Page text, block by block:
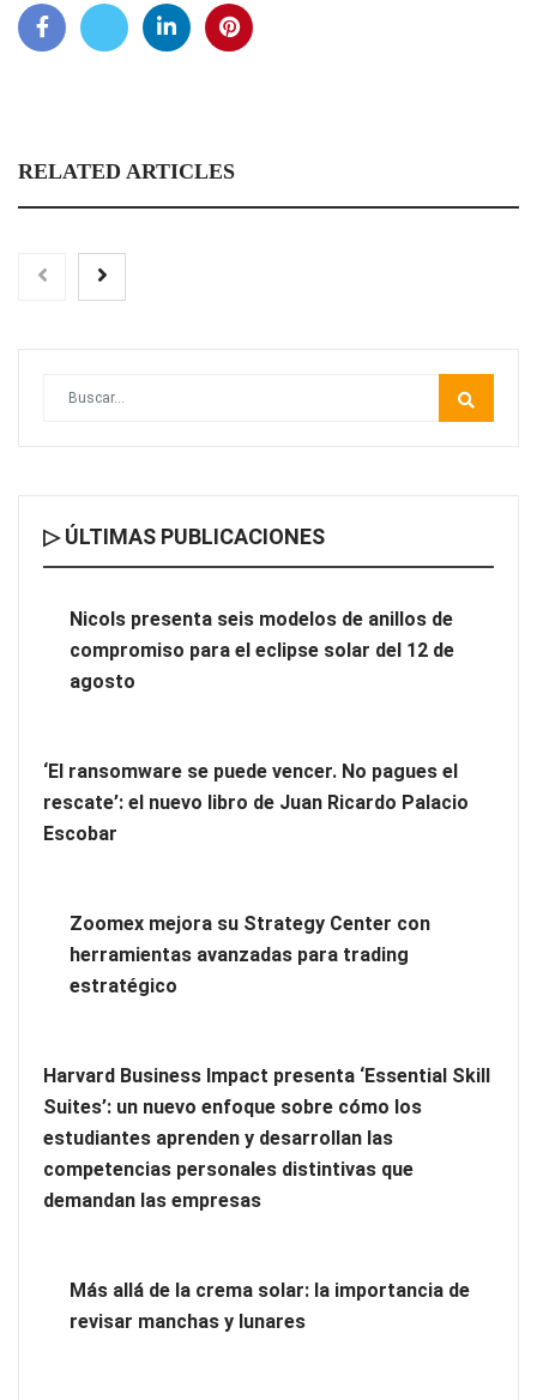
RELATED ARTICLES
eclipse solar del 12 de agosto
‘El ransomware se puede vencer. No pagues el rescate’: el
Zoomex mejora su Strategy Center con herramientas
avanzadas para trading estratégico
Harvard Business Impact presenta ‘Essential Skill Suites’: un
nuevo enfoque sobre cómo los estudiantes aprenden y
▷ ÚLTIMAS PUBLICACIONES
Nicols presenta seis modelos de anillos de
compromiso para el eclipse solar del 12 de
agosto
‘El ransomware se puede vencer. No pagues el
rescate’: el nuevo libro de Juan Ricardo Palacio
Escobar
Zoomex mejora su Strategy Center con
herramientas avanzadas para trading
estratégico
Harvard Business Impact presenta ‘Essential Skill
Suites’: un nuevo enfoque sobre cómo los
estudiantes aprenden y desarrollan las
competencias personales distintivas que
demandan las empresas
Más allá de la crema solar: la importancia de
revisar manchas y lunares